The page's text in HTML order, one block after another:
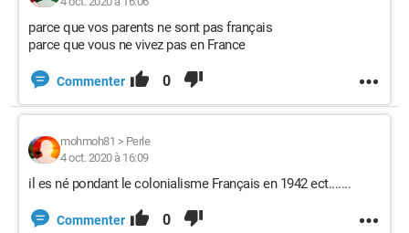
parce que vos parents ne sont pas français
parce que vous ne vivez pas en France
Commenter 0
mohmoh81 > Perle
4 oct. 2020 à 16:09
il es né pondant le colonialisme Français en 1942 ect.......
Commenter 0